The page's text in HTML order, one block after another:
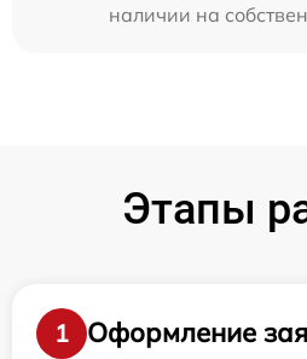
наличии на
Этапы
1
Оформление